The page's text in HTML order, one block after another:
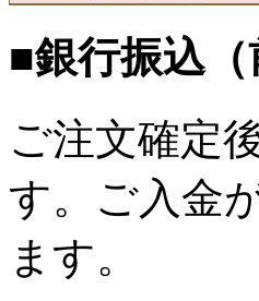
■銀行振込
ご注文確定
す。ご入金
ます。